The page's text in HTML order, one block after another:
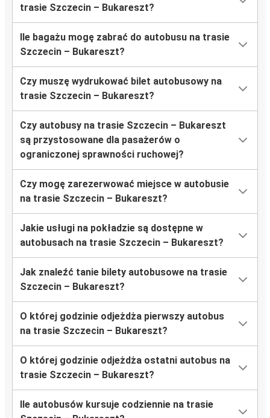
trasie Szczecin – Bukareszt?
Ile bagażu mogę zabrać do autobusu na trasie
Szczecin – Bukareszt?
Czy muszę wydrukować bilet autobusowy na
trasie Szczecin – Bukareszt?
Czy autobusy na trasie Szczecin – Bukareszt
są przystosowane dla pasażerów o
ograniczonej sprawności ruchowej?
Czy mogę zarezerwować miejsce w autobusie
na trasie Szczecin – Bukareszt?
Jakie usługi na pokładzie są dostępne w
autobusach na trasie Szczecin – Bukareszt?
Jak znaleźć tanie bilety autobusowe na trasie
Szczecin – Bukareszt?
O której godzinie odjeżdża pierwszy autobus
na trasie Szczecin – Bukareszt?
O której godzinie odjeżdża ostatni autobus na
trasie Szczecin – Bukareszt?
Ile autobusów kursuje codziennie na trasie